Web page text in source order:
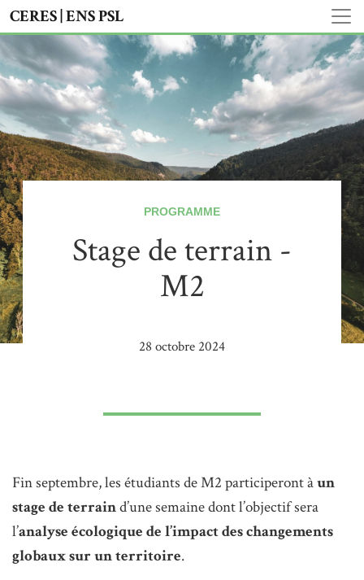
CERES | ENS PSL
PROGRAMME
Stage de terrain -
M2
28 octobre 2024
Fin septembre, les étudiants de M2 participeront àun
stage de terraind’une semaine dont l’objectif sera
l’analyse écologique de l’impact des changements
globaux sur un territoire.